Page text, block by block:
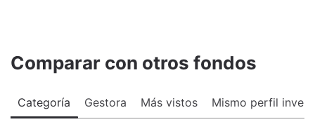
Comparar con otros fondos
Categoría Gestora Más vistos Mismo perfil